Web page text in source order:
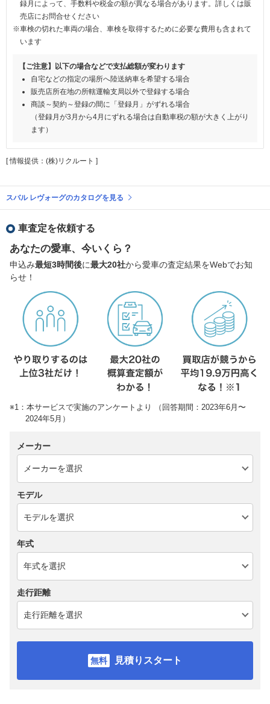
録月によって、手数料や税金の額が異なる場合があります。詳しくは販
売店にお問合せください
※車検の切れた車両の場合、車検を取得するために必要な費用も含まれて
います
【ご注意】以下の場合などで支払総額が変わります
自宅などの指定の場所へ陸送納車を希望する場合
販売店所在地の所轄運輸支局以外で登録する場合
商談～契約～登録の間に「登録月」がずれる場合
（登録月が3月から4月にずれる場合は自動車税の額が大きく上がり
ます）
[ 情報提供：(株)リクルート ]
スバル レヴォーグのカタログを見る
車査定を依頼する
あなたの愛車、今いくら？
申込み最短3時間後に最大20社から愛車の査定結果をWebでお知
らせ！
※1：本サービスで実施のアンケートより （回答期間：2023年6月〜
2024年5月）
メーカー
モデル
年式
走行距離
見積りスタート